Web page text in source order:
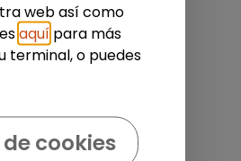
web así como
aquí para más
terminal, o puedes
cookies